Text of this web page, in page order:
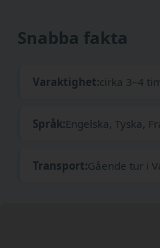
Snabba fakta
Varaktighet:cirka 3–4
Språk:Engelska, Tyska,
Transport:Gående tur i